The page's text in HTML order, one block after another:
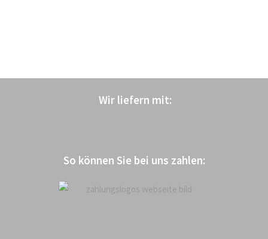
Wir liefern mit:
So können Sie bei uns zahlen: